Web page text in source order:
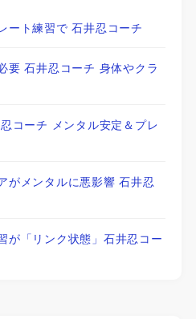
ート練習で 石井忍コーチ
要 石井忍コーチ 身体やクラ
コーチ メンタル安定＆プレ
がメンタルに悪影響 石井忍
が「リンク状態」石井忍コー